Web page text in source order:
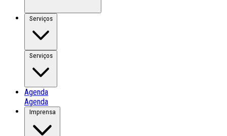
Serviços
Serviços
Agenda
Agenda
Imprensa